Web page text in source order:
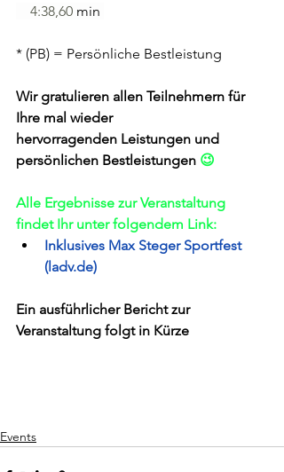
4:38,60 min
* (PB) = Persönliche Bestleistung
Wir gratulieren allen Teilnehmern für
Ihre mal wieder
hervorragenden Leistungen und
persönlichen Bestleistungen 😉
Alle Ergebnisse zur Veranstaltung
findet Ihr unter folgendem Link:
Inklusives Max Steger Sportfest
(ladv.de)
Ein ausführlicher Bericht zur
Veranstaltung folgt in Kürze
Events